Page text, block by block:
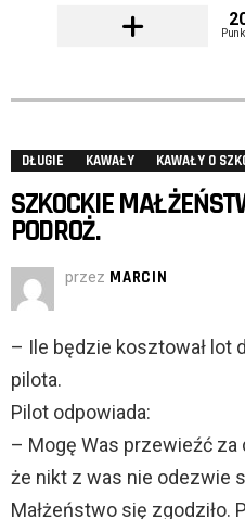
DŁUGIE KAWAŁY KAWAŁY O
SZKOCKIE
PODROŻ.
przez MARCIN
– Ile będzie kosztował lot
pilota.
Pilot odpowiada:
– Mogę Was przewieźć za
że nikt z was nie odezwie
Małżeństwo się zgodziło.